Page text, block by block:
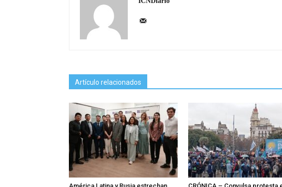
Artículo relacionados